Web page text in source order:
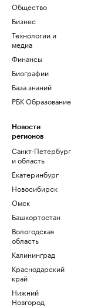
Общество
Бизнес
Технологии и
медиа
Финансы
Биографии
База знаний
РБК Образование
Новости
регионов
Санкт-Петербург
и область
Екатеринбург
Новосибирск
Омск
Башкортостан
Вологодская
область
Калининград
Краснодарский
край
Нижний
Новгород